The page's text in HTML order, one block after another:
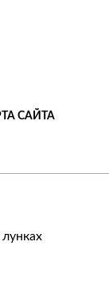
САЙТА
лунках